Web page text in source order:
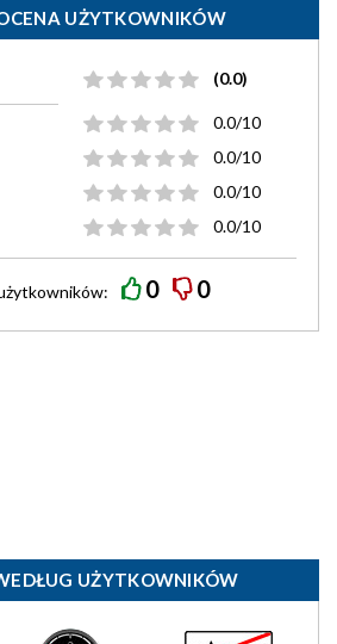
UŻYTKOWNIKÓW
(0.0)
0.0/10
0.0/10
0.0/10
0.0/10
0 0
UŻYTKOWNIKÓW